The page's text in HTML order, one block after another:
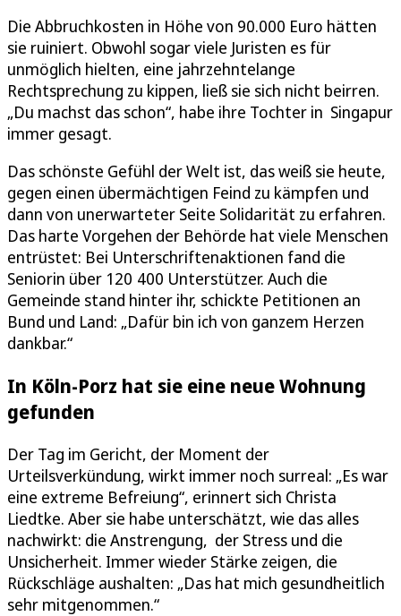
Die Abbruchkosten in Höhe von 90.000 Euro hätten
sie ruiniert. Obwohl sogar viele Juristen es für
unmöglich hielten, eine jahrzehntelange
Rechtsprechung zu kippen, ließ sie sich nicht beirren.
„Du machst das schon“, habe ihre Tochter in Singapur
immer gesagt.
Das schönste Gefühl der Welt ist, das weiß sie heute,
gegen einen übermächtigen Feind zu kämpfen und
dann von unerwarteter Seite Solidarität zu erfahren.
Das harte Vorgehen der Behörde hat viele Menschen
entrüstet: Bei Unterschriftenaktionen fand die
Seniorin über 120 400 Unterstützer. Auch die
Gemeinde stand hinter ihr, schickte Petitionen an
Bund und Land: „Dafür bin ich von ganzem Herzen
dankbar.“
In Köln-Porz hat sie eine neue Wohnung
gefunden
Der Tag im Gericht, der Moment der
Urteilsverkündung, wirkt immer noch surreal: „Es war
eine extreme Befreiung“, erinnert sich Christa
Liedtke. Aber sie habe unterschätzt, wie das alles
nachwirkt: die Anstrengung, der Stress und die
Unsicherheit. Immer wieder Stärke zeigen, die
Rückschläge aushalten: „Das hat mich gesundheitlich
sehr mitgenommen.“